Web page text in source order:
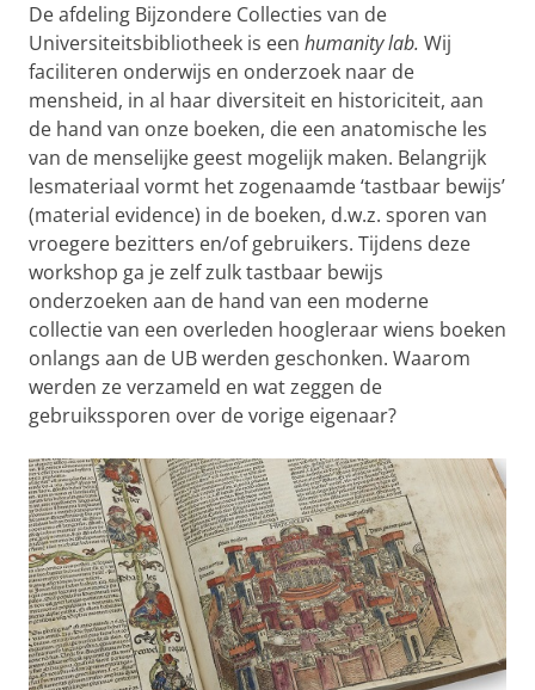
De afdeling Bijzondere Collecties van de
Universiteitsbibliotheek is een humanity lab. Wij
faciliteren onderwijs en onderzoek naar de
mensheid, in al haar diversiteit en historiciteit, aan
de hand van onze boeken, die een anatomische les
van de menselijke geest mogelijk maken. Belangrijk
lesmateriaal vormt het zogenaamde ‘tastbaar bewijs’
(material evidence) in de boeken, d.w.z. sporen van
vroegere bezitters en/of gebruikers. Tijdens deze
workshop ga je zelf zulk tastbaar bewijs
onderzoeken aan de hand van een moderne
collectie van een overleden hoogleraar wiens boeken
onlangs aan de UB werden geschonken. Waarom
werden ze verzameld en wat zeggen de
gebruikssporen over de vorige eigenaar?